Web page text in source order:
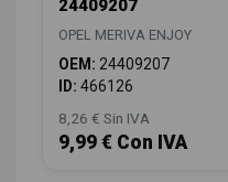
24409207
OPEL MERIVA ENJOY
OEM: 24409207
ID: 466126
8,26 € Sin IVA
9,99 € Con IVA